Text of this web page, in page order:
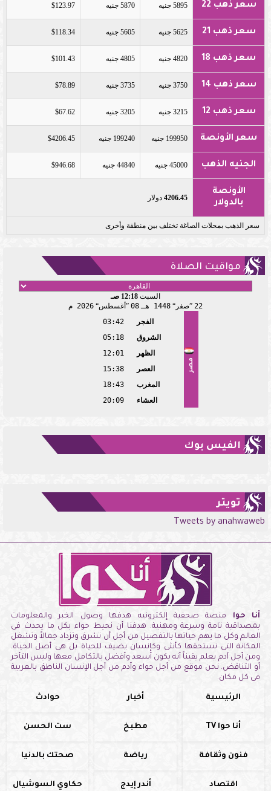
سعر ذهب 22 5895 جنيه 5870 جنيه $123.97
سعر ذهب 21 5625 جنيه 5605 جنيه $118.34
سعر ذهب 18 4820 جنيه 4805 جنيه $101.43
سعر ذهب 14 3750 جنيه 3735 جنيه $78.89
سعر ذهب 12 3215 جنيه 3205 جنيه $67.62
سعر الأونصة 199950 جنيه 199240 جنيه $4206.45
الجنيه الذهب 45000 جنيه 44840 جنيه $946.68
الأونصة
بالدولار
4206.45 دولار
سعر الذهب بمحلات الصاغة تختلف بين منطقة وأخرى
مواقيت الصلاة
السبت 12:18 صـ
22 صفر 1448 هـ 08 أغسطس 2026 م
مصر
الفجر
03:42
الشروق
05:18
الظهر
12:01
العصر
15:38
المغرب
18:43
العشاء
20:09
الفيس بوك
تويتر
Tweets by anahwaweb
أنا حوا منصة صحفية إلكترونيه هدفها وصول الخبر والمعلومات
بمصداقية تامة وسرعة ومهنية. هدفنا أن نحيط حواء بكل ما يحدث فى
العالم وكل ما يهم حياتها بالتفصيل من أجل أن تشرق وتزداد جمالاً وتشغل
المكانة التى تستحقها كأنثى وكإنسان يضيف للحياة بل هى أصل الحياة.
ومن أجل آدم يعلم يقيناً أنه يكون أسعد وأفضل بالتكامل معها وليس التأخر
أو التناقض. نحن موقع من أجل حواء وآدم من أجل الإنسان الناطق بالعربية
فى كل مكان.
الرئيسية أخبار حوادث
أنا حوا TV مطبخ ست الحسن
فنون وثقافة رياضة صحتك بالدنيا
اقتصاد أندر إيدج حكاوي السوشيال